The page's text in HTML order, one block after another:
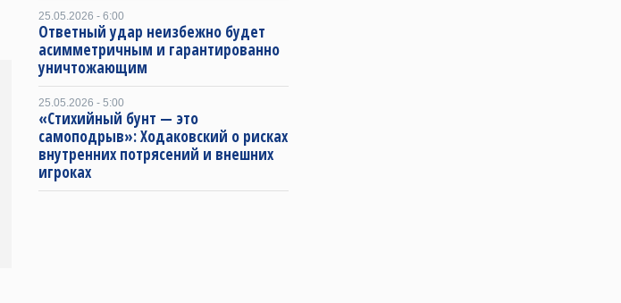
25.05.2026 - 6:00
Ответный удар неизбежно будет
асимметричным и гарантированно
уничтожающим
25.05.2026 - 5:00
«Стихийный бунт — это
самоподрыв»: Ходаковский о рисках
внутренних потрясений и внешних
игроках